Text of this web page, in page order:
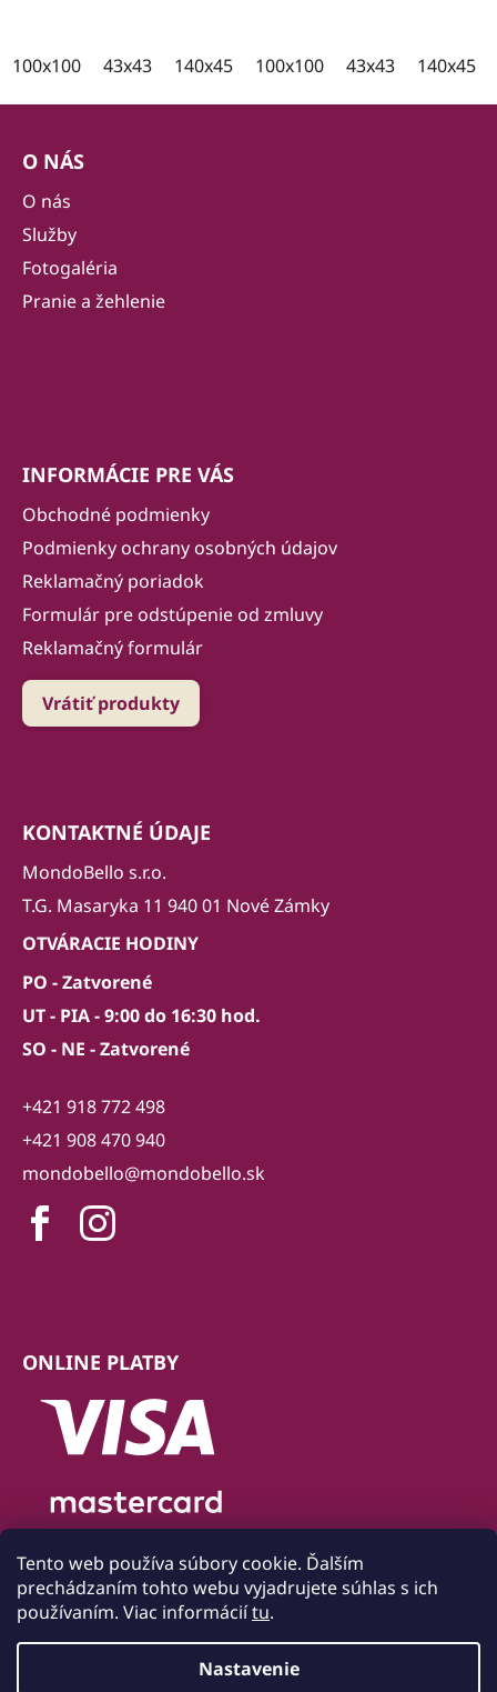
Tento web používa súbory cookie. Ďalším
prechádzaním tohto webu vyjadrujete súhlas s ich
používaním. Viac informáciítu.
Nastavenie
100x100 43x43 140x45 100x35
100x100 43x43 140x45
Z
O NÁS
O nás
Služby
Fotogaléria
Pranie a žehlenie
INFORMÁCIE PRE VÁS
Obchodné podmienky
Podmienky ochrany osobných údajov
Reklamačný poriadok
Formulár pre odstúpenie od zmluvy
Reklamačný formulár
Vrátiť produkty
KONTAKTNÉ ÚDAJE
MondoBello s.r.o.
T.G. Masaryka 11 940 01 Nové Zámky
OTVÁRACIE HODINY
PO - Zatvorené
UT - PIA - 9:00 do 16:30 hod.
SO - NE - Zatvorené
+421 918 772 498
+421 908 470 940
mondobello@mondobello.sk
ONLINE PLATBY